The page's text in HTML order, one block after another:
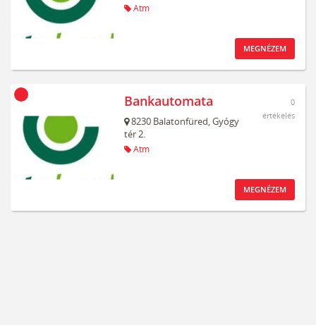
Atm
MEGNÉZEM
Bankautomata
8230 Balatonfüred,Gyógy
tér 2.
Atm
0
értékelés
MEGNÉZEM